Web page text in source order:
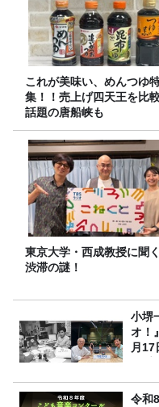
これが美味い、めんつゆ
集！！売上げ四天王を比較
話題の唐船峡も
東京大学・西成教授に聞く
渋滞の謎！
小堺
オ！
月17
令和